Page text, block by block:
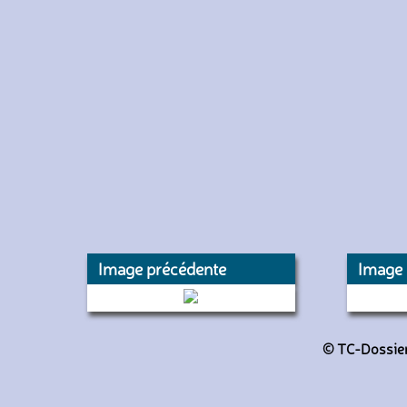
Image précédente
4015 (Transdev TIV)
© TC-